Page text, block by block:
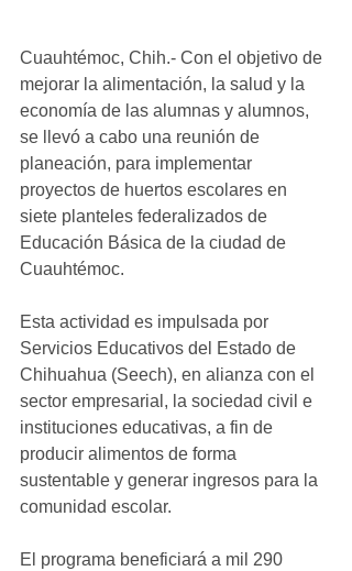
Cuauhtémoc, Chih.- Con el objetivo de
mejorar la alimentación, la salud y la
economía de las alumnas y alumnos,
se llevó a cabo una reunión de
planeación, para implementar
proyectos de huertos escolares en
siete planteles federalizados de
Educación Básica de la ciudad de
Cuauhtémoc.
Esta actividad es impulsada por
Servicios Educativos del Estado de
Chihuahua (Seech), en alianza con el
sector empresarial, la sociedad civil e
instituciones educativas, a fin de
producir alimentos de forma
sustentable y generar ingresos para la
comunidad escolar.
El programa beneficiará a mil 290